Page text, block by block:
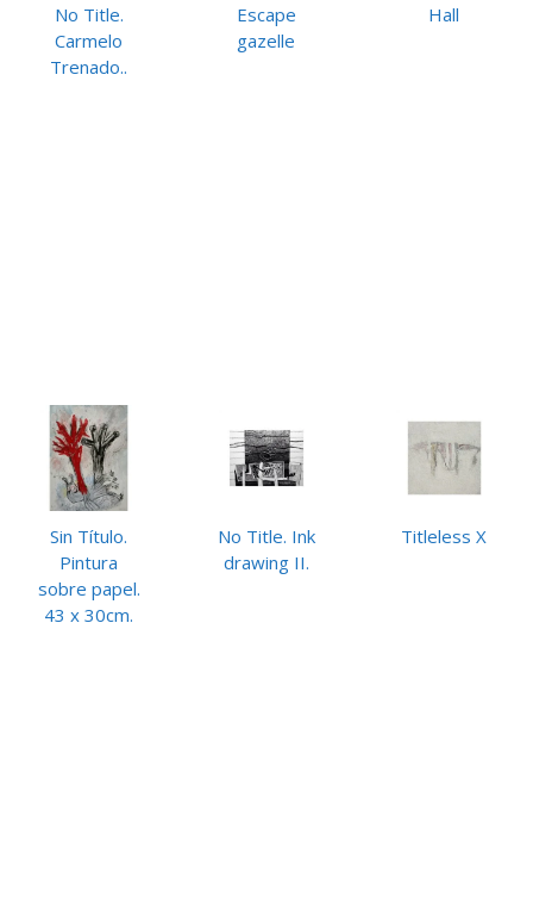
No Title.
Carmelo
Trenado..
Escape
gazelle
Hall
Sin Título.
Pintura
sobre papel.
43 x 30cm.
No Title. Ink
drawing II.
Titleless X